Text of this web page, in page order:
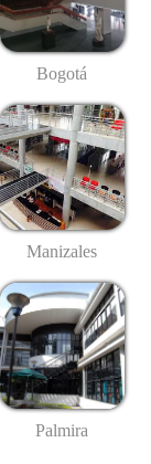
Bogotá
Manizales
Palmira